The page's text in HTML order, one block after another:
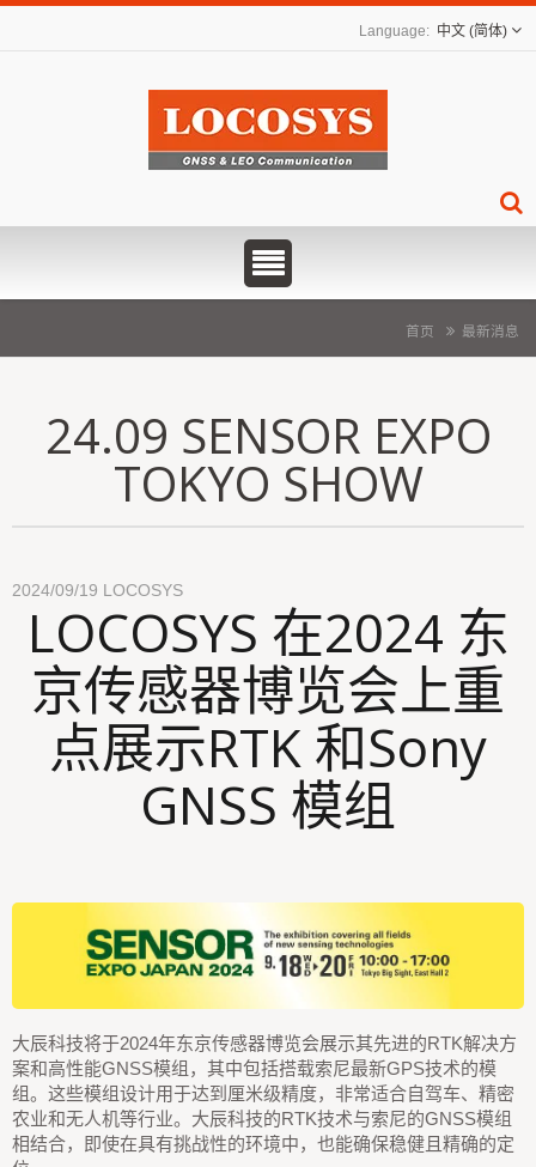
中文 (简体)
首页 最新消息
24.09 SENSOR EXPO
TOKYO SHOW
2024/09/19 LOCOSYS
LOCOSYS 在2024 东
京传感器博览会上重
点展示RTK 和Sony
GNSS 模组
大辰科技将于2024年东京传感器博览会展示其先进的RTK解决方
案和高性能GNSS模组，其中包括搭载索尼最新GPS技术的模
组。这些模组设计用于达到厘米级精度，非常适合自驾车、精密
农业和无人机等行业。大辰科技的RTK技术与索尼的GNSS模组
相结合，即使在具有挑战性的环境中，也能确保稳健且精确的定